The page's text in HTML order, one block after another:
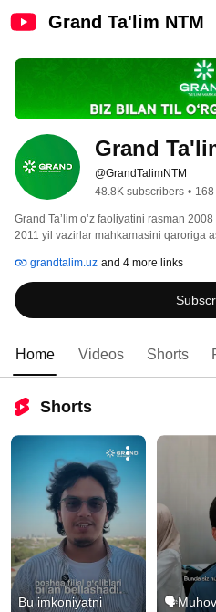
Grand Ta'lim NTM
Grand
@GrandTalimNTM
48.8K subscribers •
Grand Taʼlim oʼz faoliyatini rasman
2011 yil vazirlar mahkamasini qaroriga
asosiy maqsad yurtimiz fuqarolarining
va sifatli taʼlimni yoʼlga qoʼyishdan
muassasamiz nafaqat yoshlar, balki ilm
insonlar uchun ham oʼz xizmatlarini
kompyuter savodxonligi, dasturlash va
grandtalim.uz and 4 more links
Home Videos Shorts
Shorts
Bu imkoniyatni